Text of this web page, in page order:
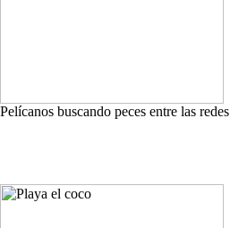
Pelícanos buscando peces entre las redes